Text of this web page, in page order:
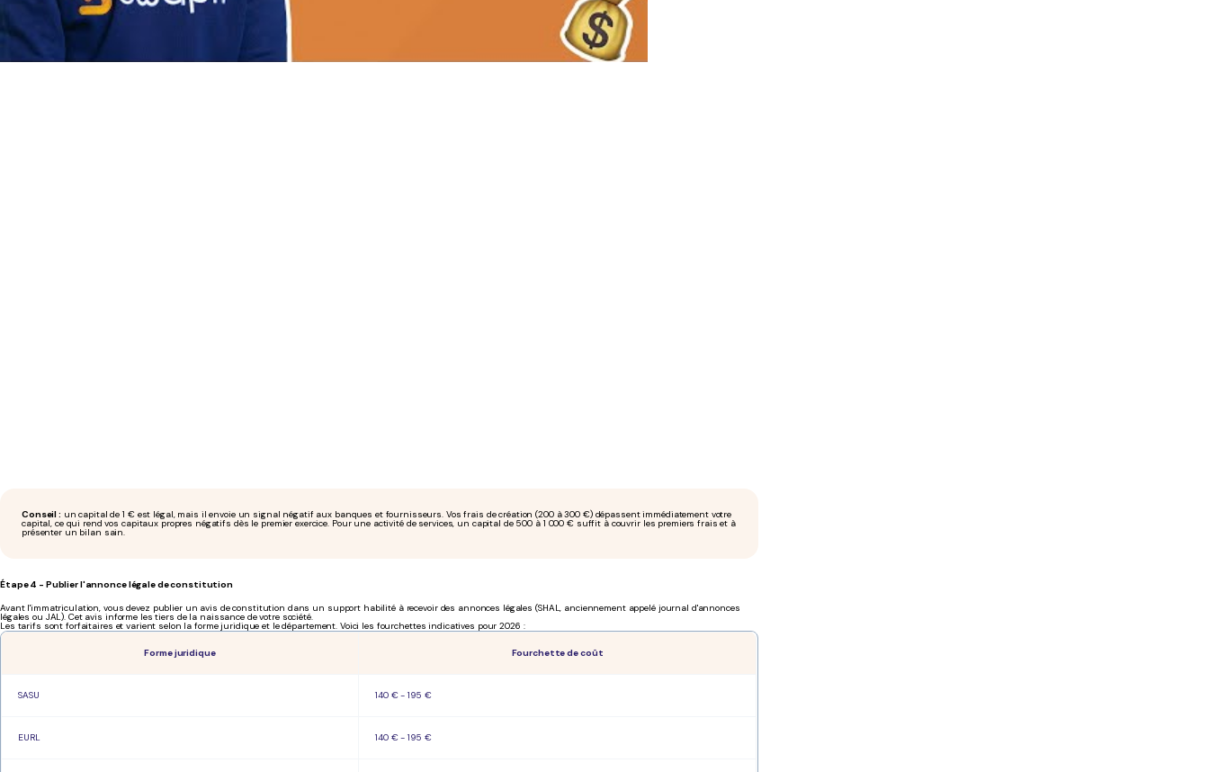
Conseil : un capital de 1 € est légal, mais il envoie un signal négatif aux banques et fournisseurs. Vos frais de création (200 à 300 €) dépassent immédiatement votre
capital, ce qui rend vos capitaux propres négatifs dès le premier exercice. Pour une activité de services, un capital de 500 à 1 000 € suffit à couvrir les premiers frais et à
présenter un bilan sain.
Étape 4 - Publier l'annonce légale de constitution
Avant l'immatriculation, vous devez publier un avis de constitution dans un support habilité à recevoir des annonces légales (SHAL, anciennement appelé journal d'annonces
légales ou JAL). Cet avis informe les tiers de la naissance de votre société.
Les tarifs sont forfaitaires et varient selon la forme juridique et le département. Voici les fourchettes indicatives pour 2026 :
Forme juridique Fourchette de coût
SASU 140 € - 195 €
EURL 140 € - 195 €